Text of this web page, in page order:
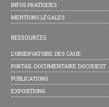
INFOS PRATIQUES
MENTIONS LÉGALES
RESSOURCES
L’OBSERVATOIRE DES CAUE
PORTAIL DOCUMENTAIRE DOCOUEST
PUBLICATIONS
EXPOSITIONS